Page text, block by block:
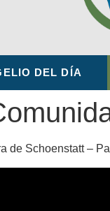
DEL DÍA
de Schoenstatt –